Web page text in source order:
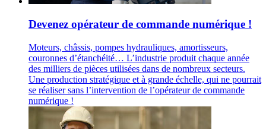
Devenez opérateur de commande numérique !
Moteurs, châssis, pompes hydrauliques, amortisseurs,
couronnes d’étanchéité… L’industrie produit chaque année
des milliers de pièces utilisées dans de nombreux secteurs.
Une production stratégique et à grande échelle, qui ne pourrait
se réaliser sans l’intervention de l’opérateur de commande
numérique !